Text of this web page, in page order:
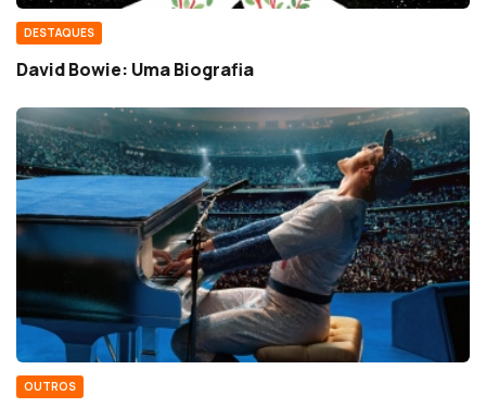
DESTAQUES
David Bowie: Uma Biografia
OUTROS